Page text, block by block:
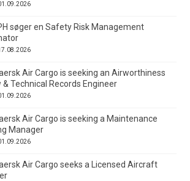
søger en Safety Risk Management
Air Cargo is seeking an Airworthiness
& Technical Records Engineer
Air Cargo is seeking a Maintenance
Manager
Air Cargo seeks a Licensed Aircraft